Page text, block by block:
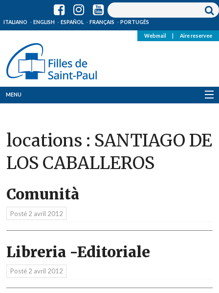
ITALIANO ENGLISH ESPAÑOL FRANÇAIS PORTUGÊS
Webmail Aire reservee
MENU
Où sommes-nous
News
Media
locations : SANTIAGO DE
LOS CABALLEROS
Comunità
Posté 2 avril 2012
Libreria -Editoriale
Posté 2 avril 2012